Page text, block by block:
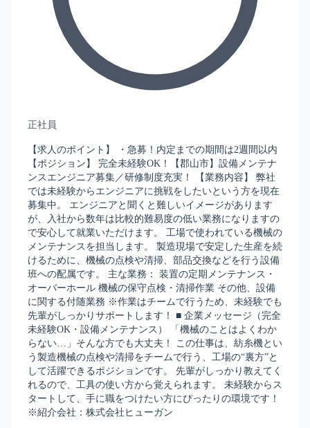
正社員
【求人のポイント】 ・急募！内定までの期間は2週間以内
【ポジション】 完全未経験OK！【郡山市】設備メンテナ
ンスエンジニア募集／研修制度充実！ 【業務内容】 弊社
では未経験からエンジニアに挑戦をしたいという方を現在
募集中。 エンジニアと聞くと難しいイメージがあります
が、入社から数年は比較的難易度の低い業務になりますの
で安心して就業いただけます。 工場で使われている機械の
メンテナンスを担当します。 製造現場で安定した生産を続
けるために、機械の点検や清掃、部品交換などを行う設備
班への配属です。 主な業務： 装置の定期メンテナンス・
オーバーホール 機械の保守点検・清掃作業 その他、設備
に関する付随業務 ※作業はチームで行うため、未経験でも
先輩がしっかりサポートします！ ■ 企業メッセージ（完全
未経験OK・設備メンテナンス） 「機械のことはよくわか
らない…」そんな方でも大丈夫！ この仕事は、紡糸機とい
う製造機械の点検や清掃をチームで行う、工場の“裏方”と
して活躍できるポジションです。 先輩がしっかり教えてく
れるので、工具の使い方から覚えられます。 未経験からス
タートして、手に職をつけたい方にぴったりの環境です！
※紹介会社：株式会社ヒューガン